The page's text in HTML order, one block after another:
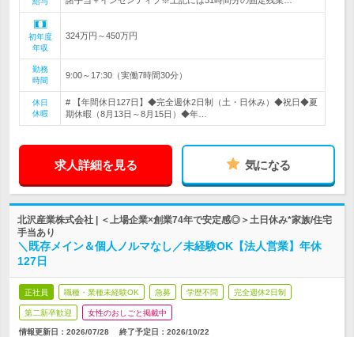
初年度
年収
324万円～450万円
勤務
時間
9:00～17:30（実働7時間30分）
休日
休暇
# 【年間休日127日】◆完全週休2日制（土・日休み）◆祝日◆夏
期休暇（8月13日～8月15日）◆年…
求人詳細を見る 気になる
北沢産業株式会社 | ＜上場企業×創業74年で安定感◎＞土日休み*家族/住宅
手当あり
＼既存メイン＆個人ノルマなし／未経験OK【法人営業】年休
127日
正社員 職種・業種未経験OK 急募 学歴不問 完全週休2日制
第二新卒歓迎 女性のおしごと掲載中
情報更新日：2026/07/28 終了予定日： 2026/10/22